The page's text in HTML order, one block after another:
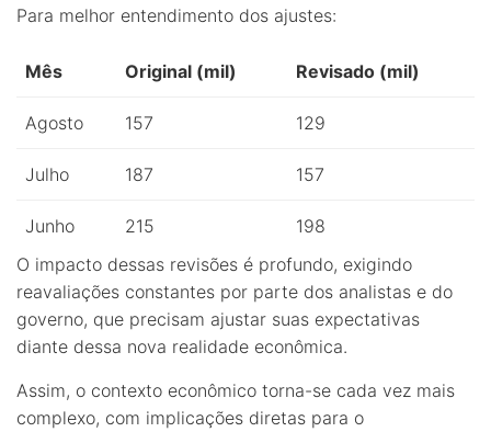
Para melhor entendimento dos ajustes:
Mês Original (mil) Revisado (mil)
Agosto 157 129
Julho 187 157
Junho 215
198
O impacto dessas revisões é profundo, exigindo
reavaliações constantes por parte dos analistas e do
governo, que precisam ajustar suas expectativas
diante dessa nova realidade econômica.
Assim, o contexto econômico torna-se cada vez mais
complexo, com implicações diretas para o